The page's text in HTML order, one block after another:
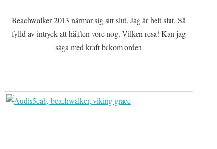
Beachwalker 2013 närmar sig sitt slut. Jag är helt slut. Så
fylld av intryck att hälften vore nog. Vilken resa! Kan jag
säga med kraft bakom orden